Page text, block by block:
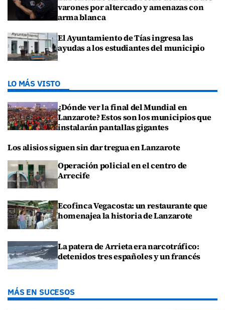
varones por altercado y amenazas con
arma blanca
El Ayuntamiento de Tías ingresa las
ayudas a los estudiantes del municipio
LO MÁS VISTO
¿Dónde ver la final del Mundial en
Lanzarote? Estos son los municipios que
instalarán pantallas gigantes
Los alisios siguen sin dar tregua en Lanzarote
Operación policial en el centro de
Arrecife
Ecofinca Vegacosta: un restaurante que
homenajea la historia de Lanzarote
La patera de Arrieta era narcotráfico:
detenidos tres españoles y un francés
MÁS EN SUCESOS